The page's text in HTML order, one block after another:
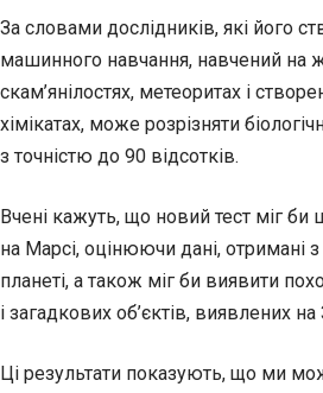
За словами дослідників, які його
машинного навчання, навчений на
скам’янілостях, метеоритах і
хімікатах, може розрізняти
з точністю до 90 відсотків.
Вчені кажуть, що новий тест міг
на Марсі, оцінюючи дані, отримані
планеті, а також міг би виявити
і загадкових об’єктів, виявлених на
Ці результати показують, що ми